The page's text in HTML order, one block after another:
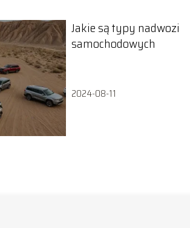
Jakie są typy nadwozi
samochodowych
2024-08-11